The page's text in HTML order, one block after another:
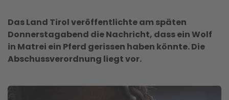
Das Land Tirol veröffentlichte am späten
Donnerstagabend die Nachricht, dass ein Wolf
in Matrei ein Pferd gerissen haben könnte. Die
Abschussverordnung liegt vor.